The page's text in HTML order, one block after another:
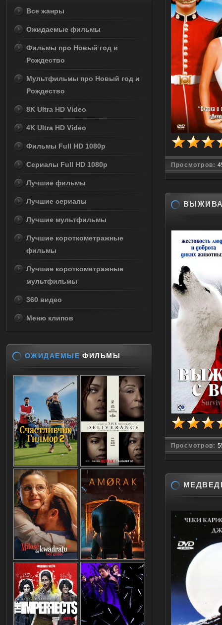
Просмотров:
Просмотров:
Все жанры
Ожидаемые фильмы
Фильмы про Новый год и
Рождество
Мультфильмы про Новый год и
Рождество
8K Ultra HD Video
4K Ultra HD Video
Фильмы Full HD 1080p
Сериалы Full HD 1080p
Лучшие фильмы
Лучшие сериалы
Лучшие мультфильмы
Лучшие короткометражные
фильмы
Лучшие короткометражные
мультфильмы
360 видео
Меню клипов
ОЖИДАЕМЫЕ ФИЛЬМЫ